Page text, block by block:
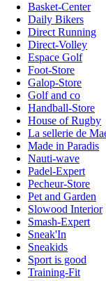
Basket-Center
Daily Bikers
Direct Running
Direct-Volley
Espace Golf
Foot-Store
Galop-Store
Golf and co
Handball-Store
House of Rugby
La sellerie de
Made in Paradis
Nauti-wave
Padel-Expert
Pecheur-Store
Pet and Garden
Slowood Interior
Smash-Expert
Sneak'In
Sneakids
Sport is good
Training-Fit